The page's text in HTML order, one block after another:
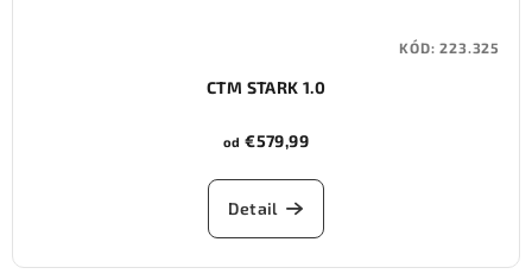
CTM STARK 1.0
od €579,99
Detail
KÓD:223.325